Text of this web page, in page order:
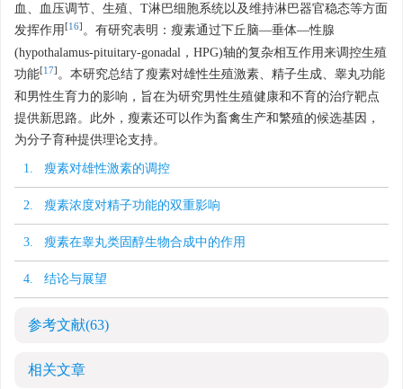
血、血压调节、生殖、T淋巴细胞系统以及维持淋巴器官稳态等方面
发挥作用 [16] 。有研究表明：瘦素通过下丘脑—垂体—性腺
(hypothalamus-pituitary-gonadal，HPG)轴的复杂相互作用来调控生殖
功能[17] 。本研究总结了瘦素对雄性生殖激素、精子生成、睾丸功能
和男性生育力的影响，旨在为研究男性生殖健康和不育的治疗靶点
提供新思路。此外，瘦素还可以作为畜禽生产和繁殖的候选基因，
为分子育种提供理论支持。
1. 瘦素对雄性激素的调控
2. 瘦素浓度对精子功能的双重影响
3. 瘦素在睾丸类固醇生物合成中的作用
4. 结论与展望
参考文献(63)
相关文章